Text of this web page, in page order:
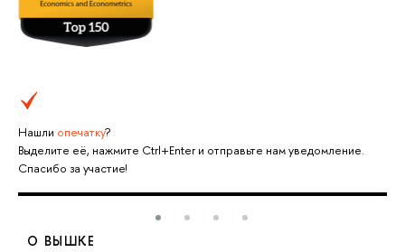
Нашли опечатку?
Выделите её, нажмите Ctrl+Enter и отправьте нам уведомление.
Спасибо за участие!
О ВЫШКЕ